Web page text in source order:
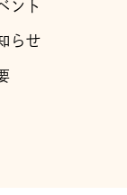
ント
らせ